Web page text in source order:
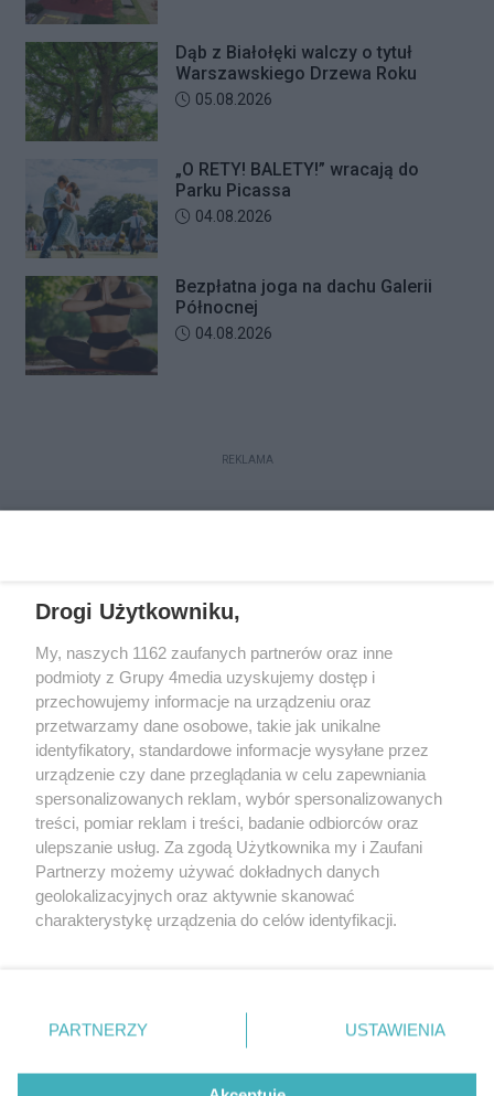
Dąb z Białołęki walczy o tytuł
Warszawskiego Drzewa Roku
Data dodania artykułu:
05.08.2026
„O RETY! BALETY!” wracają do
Parku Picassa
Data dodania artykułu:
04.08.2026
Bezpłatna joga na dachu Galerii
Północnej
Data dodania artykułu:
04.08.2026
REKLAMA
Kontakt Redakcja Reklama
Regulamin
Polityka prywatności
Zapisz się do newslettera
Dołącz do grona ludzi najlepiej poinformowanych!
Zapisz się »
Drogi Użytkowniku,
My, naszych 1162 zaufanych partnerów oraz inne
podmioty z Grupy 4media uzyskujemy dostęp i
przechowujemy informacje na urządzeniu oraz
przetwarzamy dane osobowe, takie jak unikalne
identyfikatory, standardowe informacje wysyłane przez
urządzenie czy dane przeglądania w celu zapewniania
spersonalizowanych reklam, wybór spersonalizowanych
treści, pomiar reklam i treści, badanie odbiorców oraz
ulepszanie usług. Za zgodą Użytkownika my i Zaufani
Partnerzy możemy używać dokładnych danych
geolokalizacyjnych oraz aktywnie skanować
charakterystykę urządzenia do celów identyfikacji.
zmienić/wycofać klikając przycisk ustawień prywatności
znajdujący się w lewym dolnym rogu strony
. Niektóre
użytkownika, ale masz prawo sprzeciwić się takiemu
PARTNERZY USTAWIENIA